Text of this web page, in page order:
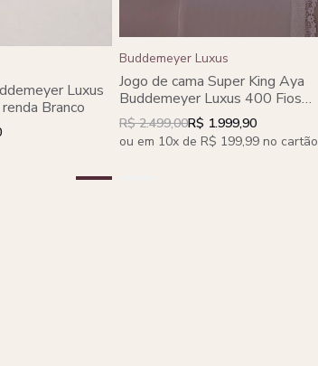
Luxus
Branco
Buddemeyer Luxus
Jogo de cama Super King Aya
Buddemeyer Luxus 400 Fios
Branco c/ renda Branco Algodão
Penteado 4 peças
R$ 2.499,00R$ 1.999,90
ou em 10x de R$ 199,99 no cartão